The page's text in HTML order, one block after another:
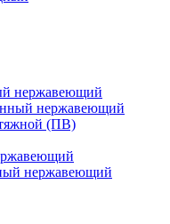
нержавеющий
нержавеющий
(ПВ)
нержавеющий